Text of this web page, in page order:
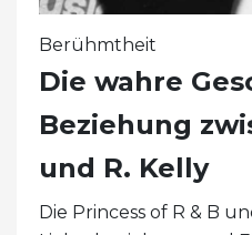
Berühmtheit
Die wahre
Beziehung
und R. Kelly
Die Princess of R & B